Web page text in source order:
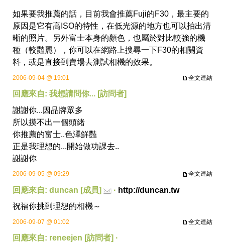
如果要我推薦的話，目前我會推薦Fuji的F30 ，最主要的
原因是它有高ISO的特性，在低光源的地方也可以拍出清
晰的照片。另外富士本身的顏色 ，也屬於對比較強的機
種（較豔麗），你可以在網路上搜尋一下F30的相關資
料 ，或是直接到賣場去測試相機的效果。
全文連結
2006-09-04 @ 19:01
回應來自: 我想請問你... [訪問者]
謝謝你...因品牌眾多
所以摸不出一個頭緒
你推薦的富士..色澤鮮豔
正是我理想的...開始做功課去..
謝謝你
全文連結
2006-09-05 @ 09:29
回應來自: duncan [成員] · http://duncan.tw
祝福你挑到理想的相機～
全文連結
2006-09-07 @ 01:02
回應來自: reneejen [訪問者] ·